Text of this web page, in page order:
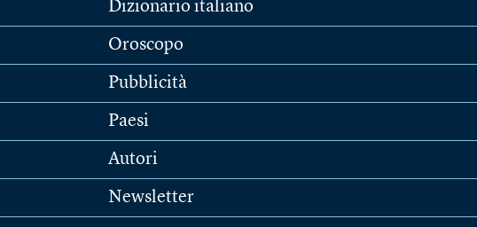
Dizionario italiano
Oroscopo
Pubblicità
Paesi
Autori
Newsletter